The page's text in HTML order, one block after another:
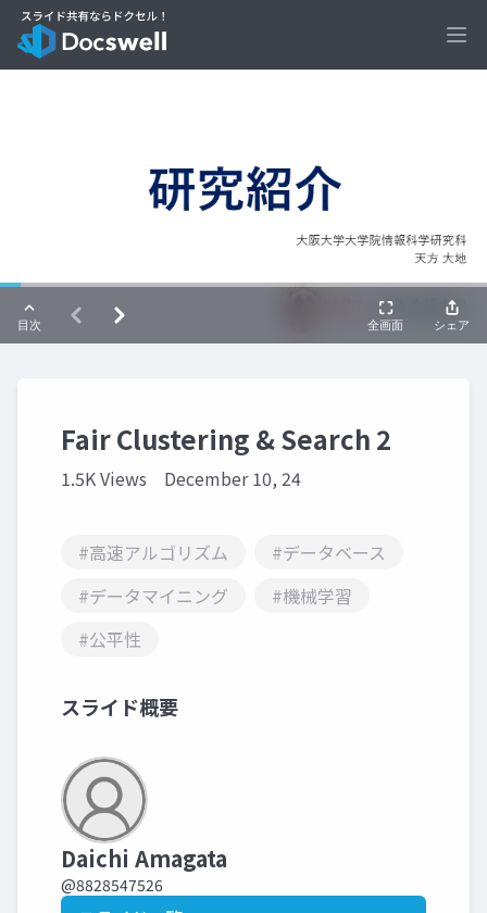
Fair Clustering & Search 2
1.5K Views December 10, 24
#高速アルゴリズム
#データベース
#データマイニング
#機械学習
#公平性
スライド概要
Daichi Amagata
@8828547526